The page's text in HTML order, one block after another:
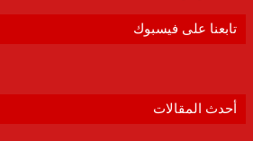
تابعنا على فيسبوك
أحدث المقالات